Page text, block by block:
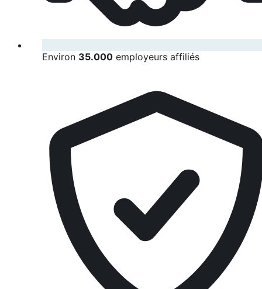
Environ 35.000 employeurs affiliés